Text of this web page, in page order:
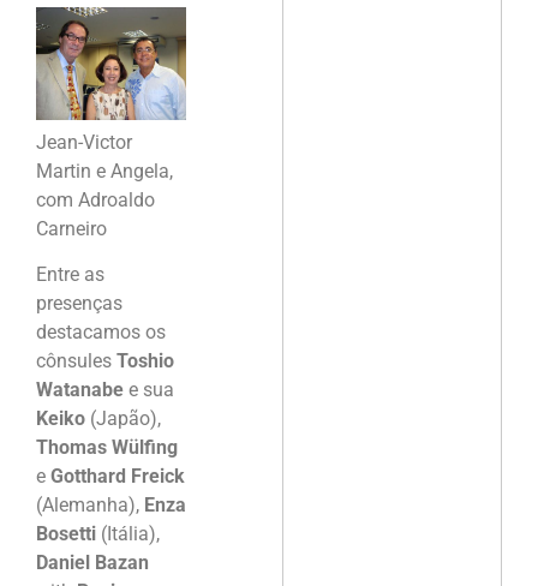
Jean-Victor
Martin e Angela,
com Adroaldo
Carneiro
Entre as
presenças
destacamos os
cônsules Toshio
Watanabe e sua
Keiko (Japão),
Thomas Wülfing
e Gotthard Freick
(Alemanha), Enza
Bosetti (Itália),
Daniel Bazan